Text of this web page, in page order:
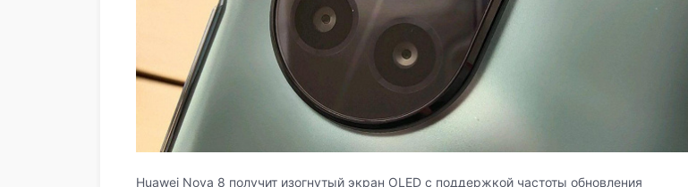
Huawei Nova 8 получит изогнутый экран OLED с поддержкой частоты обновления